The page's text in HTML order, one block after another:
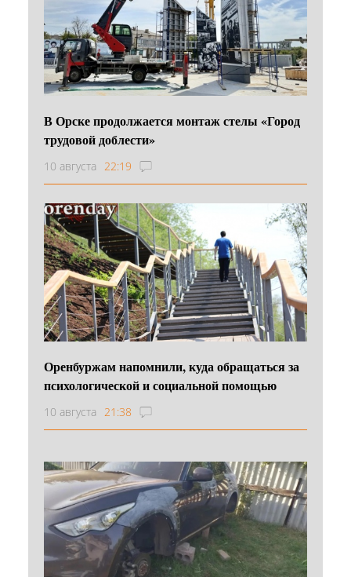
В Орске продолжается монтаж стелы «Город
трудовой доблести»
10 августа 22:19
Оренбуржам напомнили, куда обращаться за
психологической и социальной помощью
10 августа 21:38